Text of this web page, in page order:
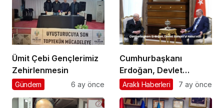
Ümit Çebi Gençlerimiz
Zehirlenmesin
Gündem 6 ay önce
Cumhurbaşkanı
Erdoğan, Devlet
Bahçeli’yi kabul etti
Araklı Haberleri 7 ay önce